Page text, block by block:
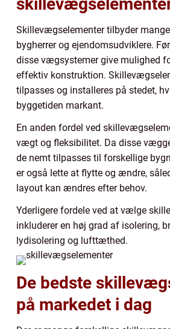
Skillevægselementer tilbyder
bygherrer og ejendomsudviklere.
disse vægsystemer give mulighed
effektiv konstruktion.
tilpasses og installeres på stedet,
byggetiden markant.
En anden fordel ved
vægt og fleksibilitet. Da disse
de nemt tilpasses til forskellige
er også lette at flytte og ændre,
layout kan ændres efter behov.
Yderligere fordele ved at vælge
inkluderer en høj grad af isolering,
lydisolering og lufttæthed.
De bedste
på markedet i dag